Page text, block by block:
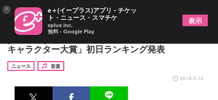
yoshikitty 念願の1位なるか!? 「2018年サンリオ
キャラクター大賞」初日ランキング発表
ニュース
音楽
2018.5.12
× e＋(イープラス)アプリ - チケッ
ト・ニュース・スマチケ
eplus inc.
無料 - Google Play
表示